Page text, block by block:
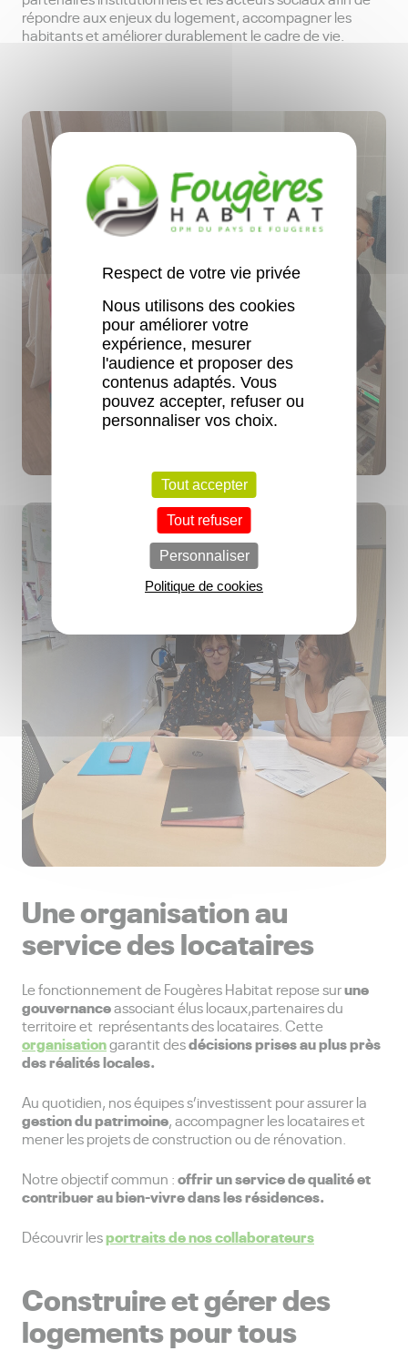
répondre aux enjeux du logement, accompagner les
habitants et améliorer durablement le cadre de vie.
Une organisation au
service des locataires
Le fonctionnement de Fougères Habitat repose surune
gouvernanceassociant élus locaux,partenaires du
territoire et représentants des locataires. Cette
organisationgarantit desdécisions prises au plus près
des réalités locales.
Au quotidien, nos équipes s’investissent pour assurer la
gestion du patrimoine, accompagner les locataires et
mener les projets de construction ou de rénovation.
Notre objectif commun :offrir un service de qualité et
contribuer au bien-vivre dans les résidences.
Découvrir lesportraits de nos collaborateurs
Construire et gérer des
logements pour tous
Respect de votre vie privée
Nous utilisons des cookies
pour améliorer votre
expérience, mesurer
l'audience et proposer des
contenus adaptés. Vous
pouvez accepter, refuser ou
personnaliser vos choix.
Tout accepter
Tout refuser
Personnaliser
Politique de cookies